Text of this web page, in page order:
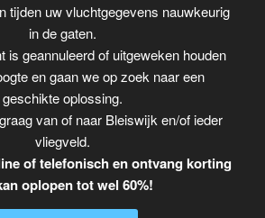
tijden uw vluchtgegevens nauwkeurig
in de gaten.
is geannuleerd of uitgeweken houden
en gaan we op zoek naar een
geschikte oplossing.
van of naar Bleiswijk en/of ieder
vliegveld.
of telefonisch en ontvang korting
oplopen tot wel 60%!